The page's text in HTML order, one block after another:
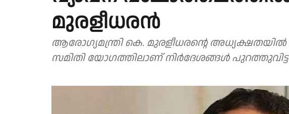
മുരളീധരൻ
ആരോഗ്യമന്ത്രി കെ. മുരളീധരൻ്റെ
സമിതി യോഗത്തിലാണ് നിർദേശങ്ങൾ